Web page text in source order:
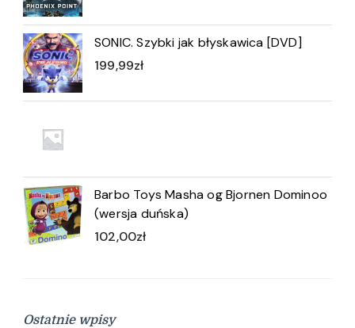
SONIC. Szybki jak błyskawica [DVD]
199,99zł
Barbo Toys Masha og Bjornen Dominoo
(wersja duńska)
102,00zł
Ostatnie wpisy